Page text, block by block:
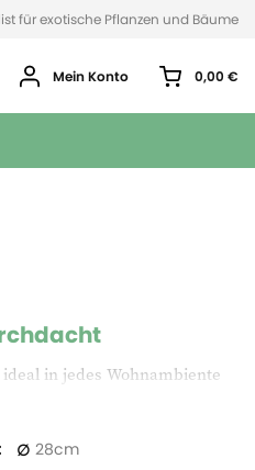
für exotische Pflanzen und Bäume
Mein Konto 0,00 €
in jedes Wohnambiente
Mit
28